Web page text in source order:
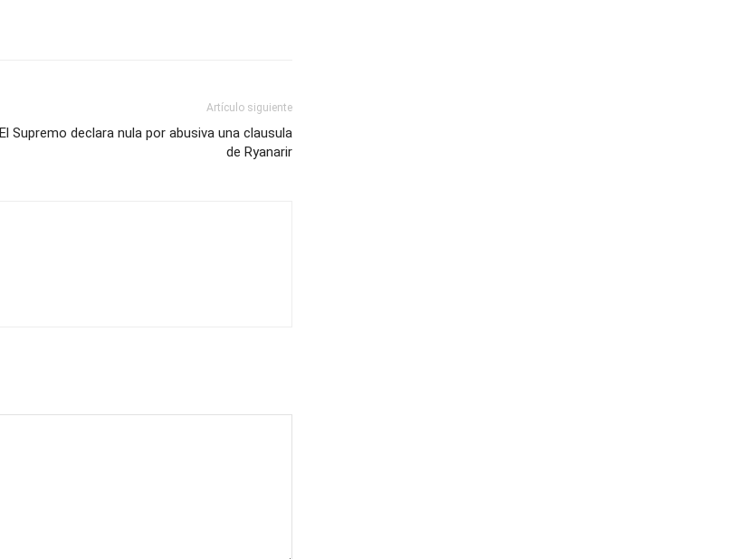
Artículo siguiente
El Supremo declara nula por abusiva una clausula
de Ryanarir